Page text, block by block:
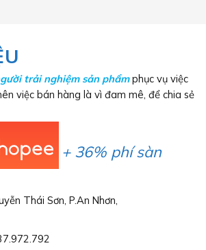
trải nghiệm sản phẩmphục vụ việc
việc bán hàng là vì đam mê, để chia sẻ
+ 36% phí sàn
Thái Sơn, P.An Nhơn,